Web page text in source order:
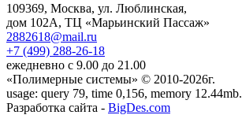
109369, Москва, ул. Люблинская,
дом 102А, ТЦ «Марьинский Пассаж»
2882618@mail.ru
+7 (499) 288-26-18
ежедневно с 9.00 до 21.00
«Полимерные системы» © 2010-2026г.
usage: query 79, time 0,156, memory 12.44mb.
Разработка сайта - BigDes.com